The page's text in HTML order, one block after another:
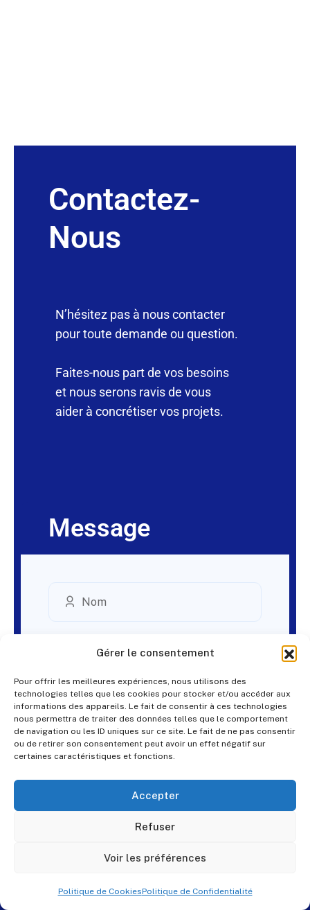
Gérer le consentement
Pour offrir les meilleures expériences, nous utilisons des
technologies telles que les cookies pour stocker et/ou accéder aux
informations des appareils. Le fait de consentir à ces technologies
nous permettra de traiter des données telles que le comportement
de navigation ou les ID uniques sur ce site. Le fait de ne pas consentir
ou de retirer son consentement peut avoir un effet négatif sur
certaines caractéristiques et fonctions.
Accepter
Refuser
Voir les préférences
Politique de CookiesPolitique de Confidentialité
Contactez-
Nous
N’hésitez pas à nous contacter
pour toute demande ou question.
Faites-nous part de vos besoins
et nous serons ravis de vous
aider à concrétiser vos projets.
Message